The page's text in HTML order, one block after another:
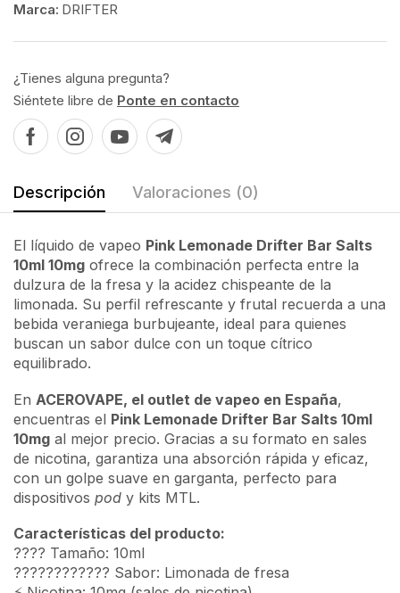
Marca: DRIFTER
¿Tienes alguna pregunta?
Siéntete libre de Ponte en contacto
Descripción Valoraciones (0)
El líquido de vapeo Pink Lemonade Drifter Bar Salts
10ml 10mg ofrece la combinación perfecta entre la
dulzura de la fresa y la acidez chispeante de la
limonada. Su perfil refrescante y frutal recuerda a una
bebida veraniega burbujeante, ideal para quienes
buscan un sabor dulce con un toque cítrico
equilibrado.
En ACEROVAPE, el outlet de vapeo en España,
encuentras el Pink Lemonade Drifter Bar Salts 10ml
10mg al mejor precio. Gracias a su formato en sales
de nicotina, garantiza una absorción rápida y eficaz,
con un golpe suave en garganta, perfecto para
dispositivos pod y kits MTL.
Características del producto:
???? Tamaño: 10ml
???????????? Sabor: Limonada de fresa